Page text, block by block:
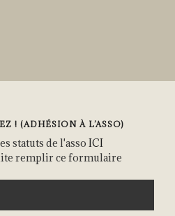
! (ADHÉSION À L’ASSO)
statuts de l'asso ICI
remplir ce formulaire